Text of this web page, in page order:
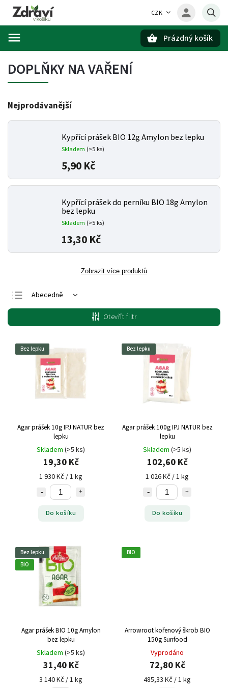
CZK
Prázdný košík
DOPLŇKY NA VAŘENÍ
Nejprodávanější
Kypřící prášek BIO 12g Amylon bez lepku
Skladem (>5 ks)
5,90 Kč
Kypřící prášek do perníku BIO 18g Amylon
bez lepku
Skladem (>5 ks)
13,30 Kč
Zobrazit více produktů
Abecedně
Nejlevnější
Nejdražší
Nejprodávanější
Otevřít filtr
Bez lepku
Agar prášek 10g IPJ NATUR bez
lepku
Skladem (>5 ks)
19,30 Kč
1 930 Kč / 1 kg
Do košíku
Bez lepku
Agar prášek 100g IPJ NATUR bez
lepku
Skladem (>5 ks)
102,60 Kč
1 026 Kč / 1 kg
Do košíku
Bez lepku
BIO
Agar prášek BIO 10g Amylon
bez lepku
Skladem (>5 ks)
31,40 Kč
3 140 Kč / 1 kg
BIO
Arrowroot kořenový škrob BIO
150g Sunfood
Vyprodáno
72,80 Kč
485,33 Kč / 1 kg